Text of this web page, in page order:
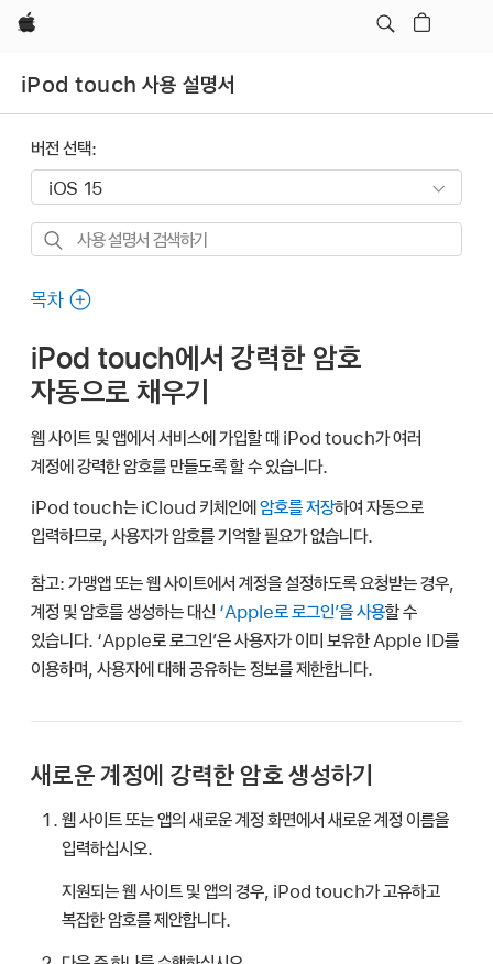
Apple
iPod touch 사용 설명서
버전 선택:
사용
검색하기
목차
iPod touch에서 강력한 암호
자동으로 채우기
웹 사이트 및 앱에서 서비스에 가입할 때 iPod touch가 여러
계정에 강력한 암호를 만들도록 할 수 있습니다.
iPod touch는 iCloud 키체인에 암호를 저장하여 자동으로
입력하므로, 사용자가 암호를 기억할 필요가 없습니다.
참고: 가맹앱 또는 웹 사이트에서 계정을 설정하도록 요청받는 경우,
계정 및 암호를 생성하는 대신 ‘Apple로 로그인’을 사용할 수
있습니다. ‘Apple로 로그인’은 사용자가 이미 보유한 Apple ID를
이용하며, 사용자에 대해 공유하는 정보를 제한합니다.
새로운 계정에 강력한 암호 생성하기
웹 사이트 또는 앱의 새로운 계정 화면에서 새로운 계정 이름을
입력하십시오.
지원되는 웹 사이트 및 앱의 경우, iPod touch가 고유하고
복잡한 암호를 제안합니다.